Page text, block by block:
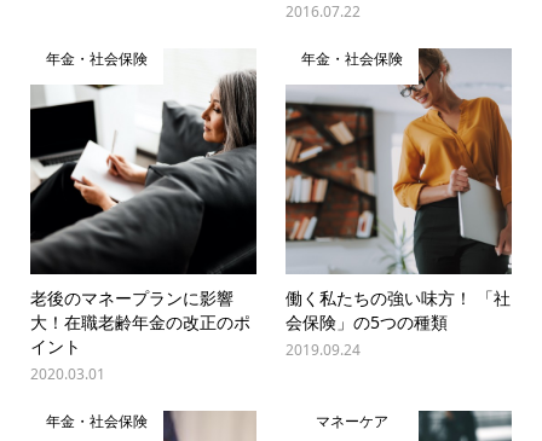
2016.07.22
年金・社会保険
老後のマネープランに影響
大！在職老齢年金の改正のポ
イント
2020.03.01
年金・社会保険
働く私たちの強い味方！ 「社
会保険」の5つの種類
2019.09.24
年金・社会保険 マネーケア